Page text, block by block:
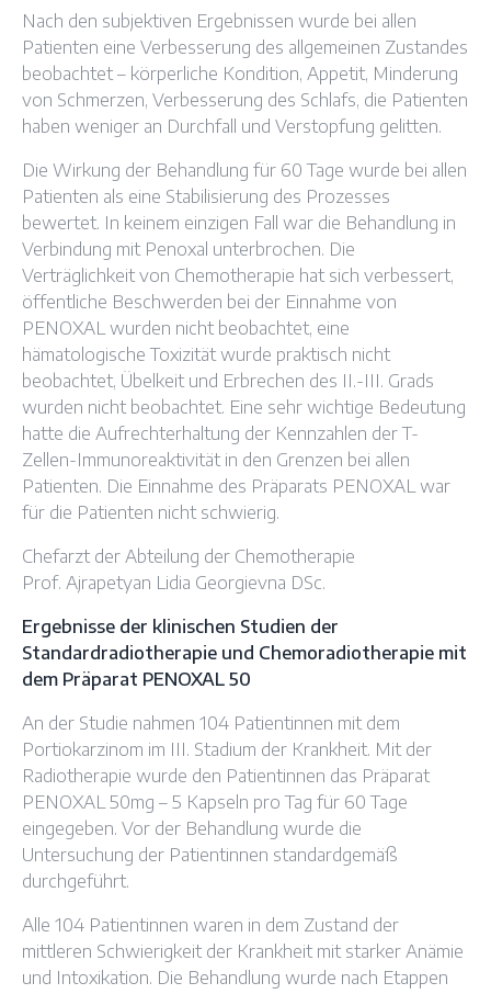
Nach den subjektiven Ergebnissen wurde bei allen
Patienten eine Verbesserung des allgemeinen Zustandes
beobachtet – körperliche Kondition, Appetit, Minderung
von Schmerzen, Verbesserung des Schlafs, die Patienten
haben weniger an Durchfall und Verstopfung gelitten.
Die Wirkung der Behandlung für 60 Tage wurde bei allen
Patienten als eine Stabilisierung des Prozesses
bewertet. In keinem einzigen Fall war die Behandlung in
Verbindung mit Penoxal unterbrochen. Die
Verträglichkeit von Chemotherapie hat sich verbessert,
öffentliche Beschwerden bei der Einnahme von
PENOXAL wurden nicht beobachtet, eine
hämatologische Toxizität wurde praktisch nicht
beobachtet, Übelkeit und Erbrechen des II.-III. Grads
wurden nicht beobachtet. Eine sehr wichtige Bedeutung
hatte die Aufrechterhaltung der Kennzahlen der T-
Zellen-Immunoreaktivität in den Grenzen bei allen
Patienten. Die Einnahme des Präparats PENOXAL war
für die Patienten nicht schwierig.
Chefarzt der Abteilung der Chemotherapie
Prof. Ajrapetyan Lidia Georgievna DSc.
Ergebnisse der klinischen Studien der
Standardradiotherapie und Chemoradiotherapie mit
dem Präparat PENOXAL 50
An der Studie nahmen 104 Patientinnen mit dem
Portiokarzinom im III. Stadium der Krankheit. Mit der
Radiotherapie wurde den Patientinnen das Präparat
PENOXAL 50mg – 5 Kapseln pro Tag für 60 Tage
eingegeben. Vor der Behandlung wurde die
Untersuchung der Patientinnen standardgemäß
durchgeführt.
Alle 104 Patientinnen waren in dem Zustand der
mittleren Schwierigkeit der Krankheit mit starker Anämie
und Intoxikation. Die Behandlung wurde nach Etappen